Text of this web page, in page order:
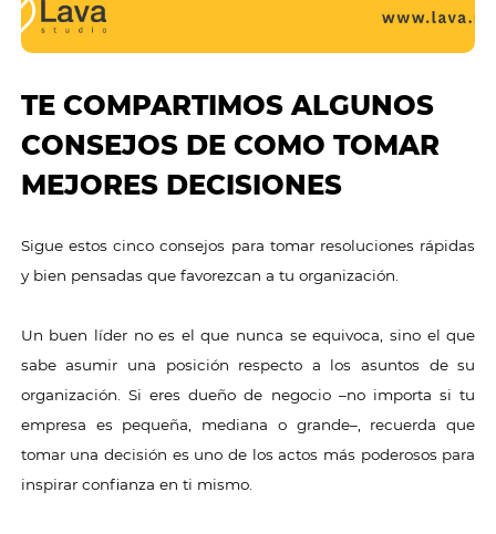
TE COMPARTIMOS ALGUNOS
CONSEJOS DE COMO TOMAR
MEJORES DECISIONES
Sigue estos cinco consejos para tomar resoluciones rápidas
y bien pensadas que favorezcan a tu organización.
Un buen líder no es el que nunca se equivoca, sino el que
sabe asumir una posición respecto a los asuntos de su
organización. Si eres dueño de negocio –no importa si tu
empresa es pequeña, mediana o grande–, recuerda que
tomar una decisión es uno de los actos más poderosos para
inspirar confianza en ti mismo.